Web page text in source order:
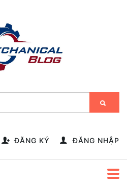
ĐĂNG KÝ ĐĂNG NHẬP